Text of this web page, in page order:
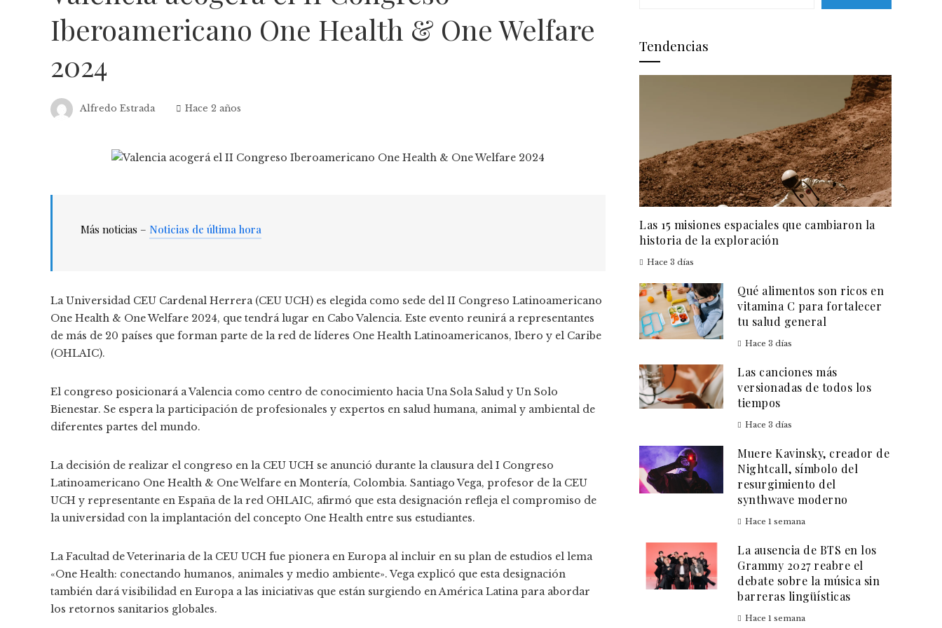
Iberoamericano One Health & One Welfare
2024
Alfredo Estrada Hace 2 años
Más noticias – Noticias de última hora
La Universidad CEU Cardenal Herrera (CEU UCH) es elegida como sede del II Congreso Latinoamericano
One Health & One Welfare 2024, que tendrá lugar en Cabo Valencia. Este evento reunirá a representantes
de más de 20 países que forman parte de la red de líderes One Health Latinoamericanos, Ibero y el Caribe
(OHLAIC).
El congreso posicionará a Valencia como centro de conocimiento hacia Una Sola Salud y Un Solo
Bienestar. Se espera la participación de profesionales y expertos en salud humana, animal y ambiental de
diferentes partes del mundo.
La decisión de realizar el congreso en la CEU UCH se anunció durante la clausura del I Congreso
Latinoamericano One Health & One Welfare en Montería, Colombia. Santiago Vega, profesor de la CEU
UCH y representante en España de la red OHLAIC, afirmó que esta designación refleja el compromiso de
la universidad con la implantación del concepto One Health entre sus estudiantes.
La Facultad de Veterinaria de la CEU UCH fue pionera en Europa al incluir en su plan de estudios el lema
«One Health: conectando humanos, animales y medio ambiente». Vega explicó que esta designación
también dará visibilidad en Europa a las iniciativas que están surgiendo en América Latina para abordar
los retornos sanitarios globales.
Tendencias
Las 15 misiones espaciales que cambiaron la
historia de la exploración
Hace 3 días
Qué alimentos son ricos en
vitamina C para fortalecer
tu salud general
Hace 3 días
Las canciones más
versionadas de todos los
tiempos
Hace 3 días
Muere Kavinsky, creador de
Nightcall, símbolo del
resurgimiento del
synthwave moderno
Hace 1 semana
La ausencia de BTS en los
Grammy 2027 reabre el
debate sobre la música sin
barreras lingüísticas
Hace 1 semana